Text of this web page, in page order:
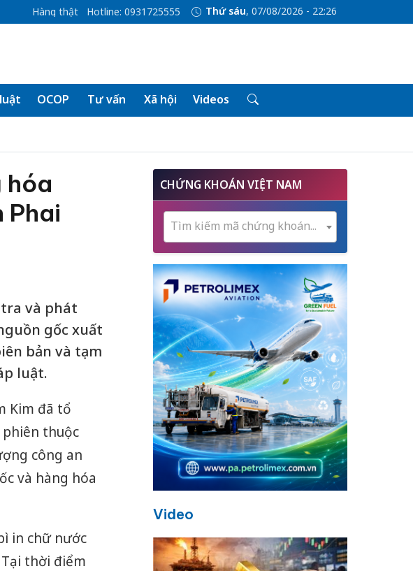
Hàng thật Hotline: 0931725555 Thứ sáu, 07/08/2026 - 22:26
OCOP Tư vấn Xã hội Videos
hóa
Phai
và phát
gốc xuất
bản và tạm
luật.
Kim đã tổ
thuộc
công an
và hàng hóa
in chữ nước
thời điểm
CHỨNG KHOÁN VIỆT NAM
Tìm kiếm mã chứng khoán...
Video